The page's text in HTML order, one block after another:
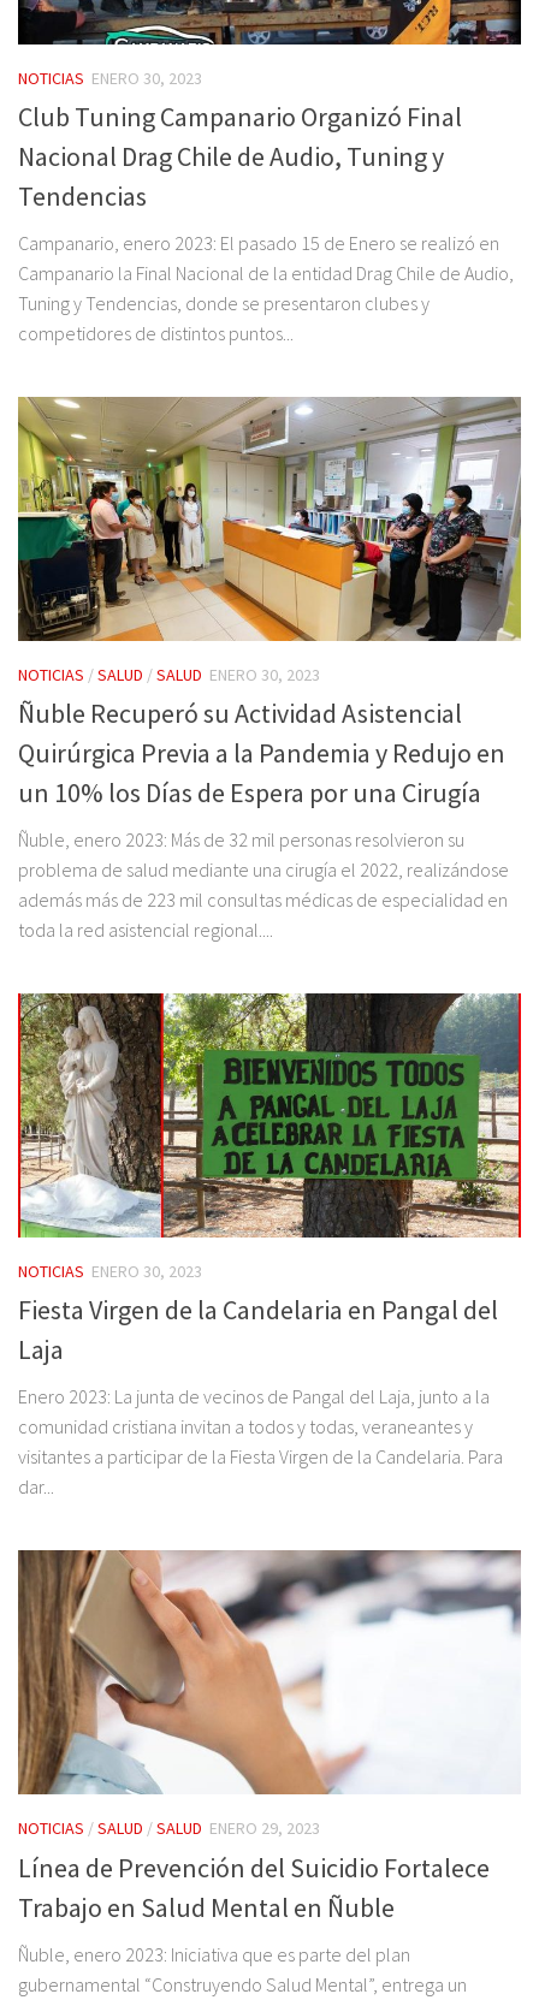
NOTICIAS ENERO 30, 2023
Club Tuning Campanario Organizó Final
Nacional Drag Chile de Audio, Tuning y
Tendencias
Campanario, enero 2023: El pasado 15 de Enero se realizó en
Campanario la Final Nacional de la entidad Drag Chile de Audio,
Tuning y Tendencias, donde se presentaron clubes y
competidores de distintos puntos...
NOTICIAS /SALUD /SALUD ENERO 30, 2023
Ñuble Recuperó su Actividad Asistencial
Quirúrgica Previa a la Pandemia y Redujo en
un 10% los Días de Espera por una Cirugía
Ñuble, enero 2023: Más de 32 mil personas resolvieron su
problema de salud mediante una cirugía el 2022, realizándose
además más de 223 mil consultas médicas de especialidad en
toda la red asistencial regional....
NOTICIAS ENERO 30, 2023
Fiesta Virgen de la Candelaria en Pangal del
Laja
Enero 2023: La junta de vecinos de Pangal del Laja, junto a la
comunidad cristiana invitan a todos y todas, veraneantes y
visitantes a participar de la Fiesta Virgen de la Candelaria. Para
dar...
NOTICIAS /SALUD /SALUD ENERO 29, 2023
Línea de Prevención del Suicidio Fortalece
Trabajo en Salud Mental en Ñuble
Ñuble, enero 2023: Iniciativa que es parte del plan
gubernamental “Construyendo Salud Mental”, entrega un